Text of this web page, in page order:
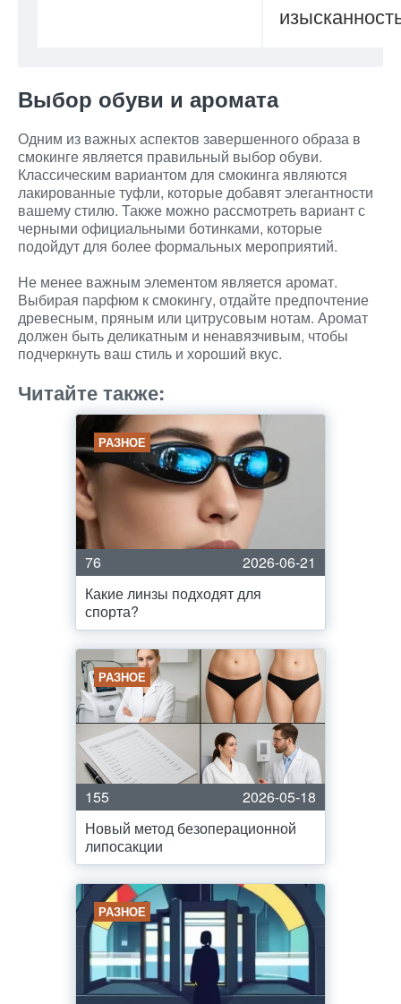
Выбор обуви и аромата
Одним из важных аспектов завершенного образа в
смокинге является правильный выбор обуви.
Классическим вариантом для смокинга являются
лакированные туфли, которые добавят элегантности
вашему стилю. Также можно рассмотреть вариант с
черными официальными ботинками, которые
подойдут для более формальных мероприятий.
Не менее важным элементом является аромат.
Выбирая парфюм к смокингу, отдайте предпочтение
древесным, пряным или цитрусовым нотам. Аромат
должен быть деликатным и ненавязчивым, чтобы
подчеркнуть ваш стиль и хороший вкус.
Читайте также:
РАЗНОЕ
76
2026-06-21
Какие линзы подходят для
спорта?
РАЗНОЕ
155
2026-05-18
Новый метод безоперационной
липосакции
РАЗНОЕ